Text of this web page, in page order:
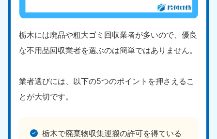
栃木には廃品や粗大ゴミ回収業者が多いので、優良
な不用品回収業者を選ぶのは簡単ではありません。
業者選びには、以下の5つのポイントを押さえるこ
とが大切です。
栃木で廃棄物収集運搬の許可を得ている